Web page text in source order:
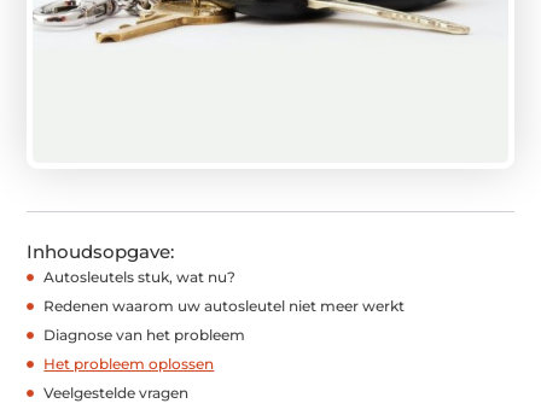
Inhoudsopgave:
Autosleutels stuk, wat nu?
Redenen waarom uw autosleutel niet meer werkt
Diagnose van het probleem
Het probleem oplossen
Veelgestelde vragen